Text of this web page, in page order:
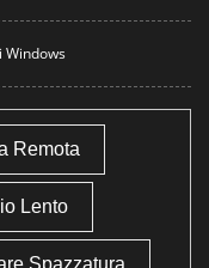
Windows
Remota
Lento
Spazzatura